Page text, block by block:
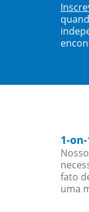
1-
fato
uma